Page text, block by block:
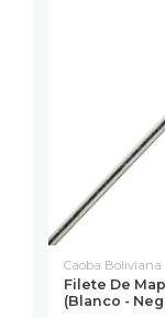
Caoba Boliviana
Filete De
(Blanco -